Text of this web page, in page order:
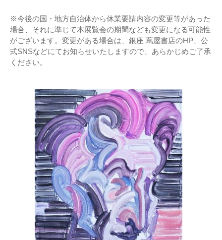
※今後の国・地方自治体から休業要請内容の変更等があった
場合、それに準じて本展覧会の期間なども変更になる可能性
がございます。変更がある場合は、銀座 蔦屋書店のHP、公
式SNSなどにてお知らせいたしますので、あらかじめご了承
ください。